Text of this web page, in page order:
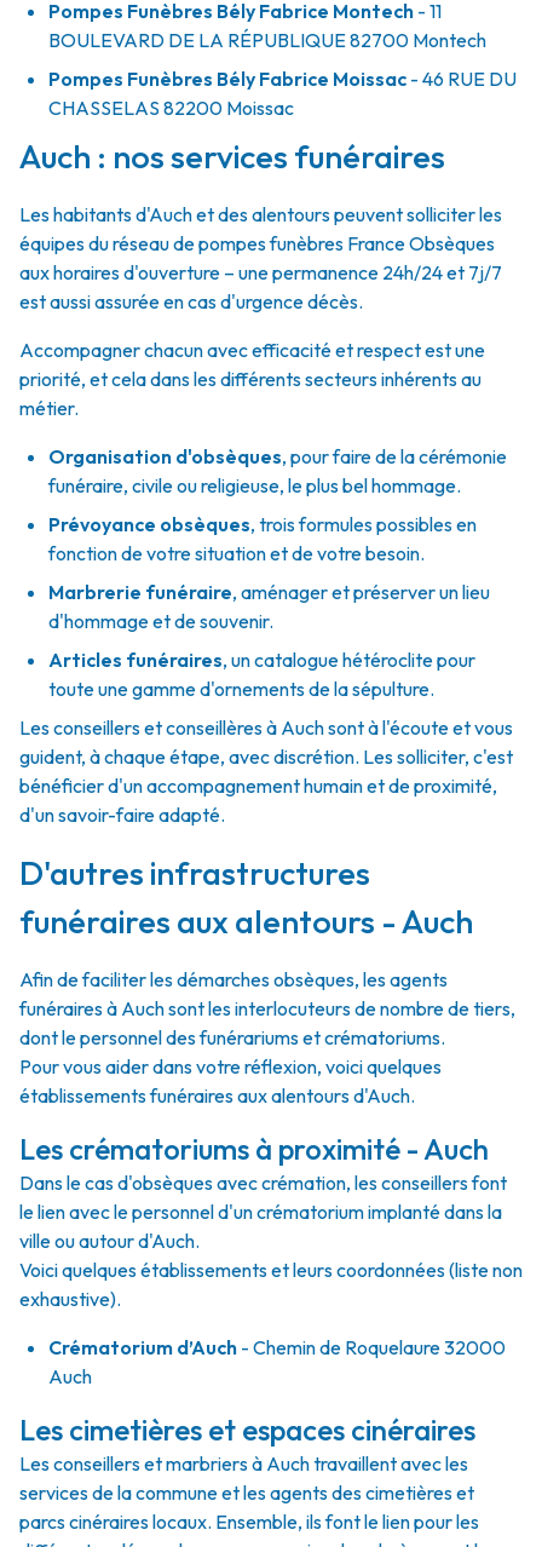
Pompes Funèbres Bély Fabrice Montech - 11
BOULEVARD DE LA RÉPUBLIQUE82700 Montech
Pompes Funèbres Bély Fabrice Moissac - 46 RUE DU
CHASSELAS 82200 Moissac
Auch : nos services funéraires
Les habitants d'Auch et des alentours peuvent solliciter les
équipes du réseau de pompes funèbres France Obsèques
aux horaires d'ouverture – une permanence 24h/24 et 7j/7
est aussi assurée en cas d'urgence décès.
Accompagner chacun avec efficacité et respect est une
priorité, et cela dans les différents secteurs inhérents au
métier.
Organisation d'obsèques, pour faire de la cérémonie
funéraire, civile ou religieuse, le plus bel hommage.
Prévoyance obsèques, trois formules possibles en
fonction de votre situation et de votre besoin.
Marbrerie funéraire, aménager et préserver un lieu
d'hommage et de souvenir.
Articles funéraires, un catalogue hétéroclite pour
toute une gamme d'ornements de la sépulture.
Les conseillers et conseillères à Auch sont à l'écoute et vous
guident, à chaque étape, avec discrétion. Les solliciter, c'est
bénéficier d'un accompagnement humain et de proximité,
d'un savoir-faire adapté.
D'autres infrastructures
funéraires aux alentours - Auch
Afin de faciliter les démarches obsèques, les agents
funéraires à Auch sont les interlocuteurs de nombre de tiers,
dont le personnel des funérariums et crématoriums.
Pour vous aider dans votre réflexion, voici quelques
établissements funéraires aux alentours d'Auch.
Les crématoriums à proximité - Auch
Dans le cas d'obsèques avec crémation, les conseillers font
le lien avec le personnel d'un crématorium implanté dans la
ville ou autour d'Auch.
Voici quelques établissements et leurs coordonnées (liste non
exhaustive).
Crématorium d’Auch - Chemin de Roquelaure 32000
Auch
Les cimetières et espaces cinéraires
Les conseillers et marbriers à Auch travaillent avec les
services de la commune et les agents des cimetières et
parcs cinéraires locaux. Ensemble, ils font le lien pour les